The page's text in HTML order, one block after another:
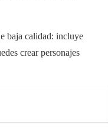
baja calidad: incluye
crear personajes